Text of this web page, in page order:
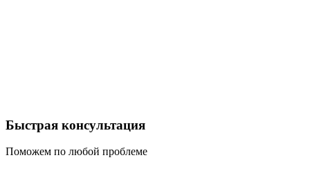
Быстрая консультация
Поможем по любой проблеме